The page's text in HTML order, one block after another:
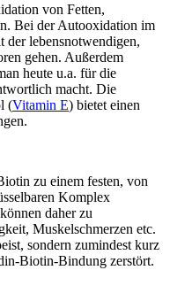
von Fetten,
Bei der Autooxidation im
der lebensnotwendigen,
gehen. Außerdem
heute u.a. für die
macht. Die
(Vitamin E) bietet einen
zu einem festen, von
Komplex
daher zu
Muskelschmerzen etc.
sondern zumindest kurz
Biotin-Bindung zerstört.